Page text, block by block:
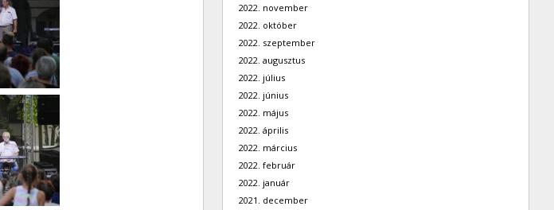
2022. november
2022. október
2022. szeptember
2022. augusztus
2022. július
2022. június
2022. május
2022. április
2022. március
2022. február
2022. január
2021. december